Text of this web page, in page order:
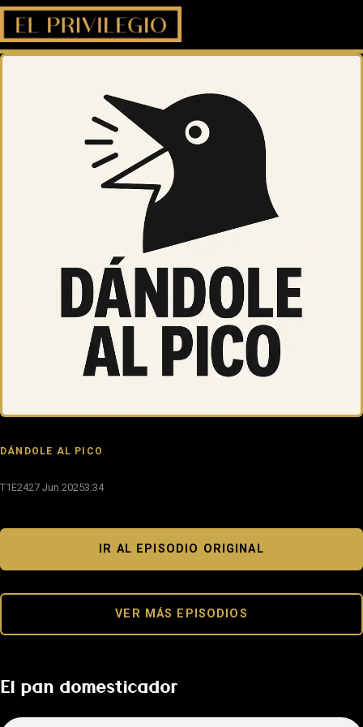
DÁNDOLE AL PICO
T1E2427 Jun 20253:34
IR AL EPISODIO ORIGINAL
VER MÁS EPISODIOS
El pan domesticador